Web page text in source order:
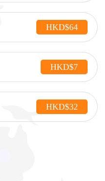
HKD$64
HKD$7
HKD$32